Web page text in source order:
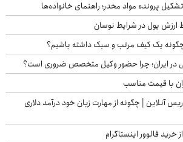
پول در شرایط نوسان
یک کیف مرتب و سبک داشته باشیم؟
در ایران؛ چرا حضور وکیل متخصص ضروری است؟
با قیمت مناسب
آنلاین | چگونه از مهارت زبان خود درآمد دلاری
فالوور اینستاگرام